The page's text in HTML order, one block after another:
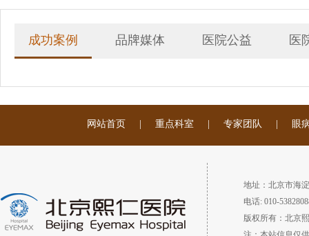
成功案例 品牌媒体 医院公益 医
网站首页 | 重点科室 | 专家团队 | 眼
地址：北京市海
电话: 010-
版权所有：北京